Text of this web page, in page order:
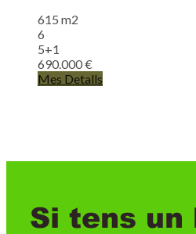
615 m2
6
5+1
690.000 €
Mes Detalls